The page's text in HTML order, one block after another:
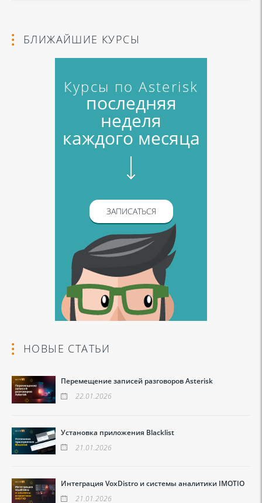
БЛИЖАЙШИЕ КУРСЫ
Курсы по Asterisk
последняя
неделя
каждого месяца
ЗАПИСАТЬСЯ
НОВЫЕ СТАТЬИ
Перемещение записей разговоров Asterisk
22.01.2026
Установка приложения Blacklist
21.01.2026
Интеграция VoxDistro и системы аналитики IMOTIO
21.01.2026